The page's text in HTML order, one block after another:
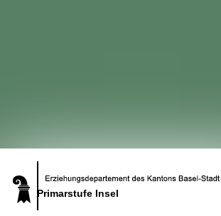
Primarstufe Insel